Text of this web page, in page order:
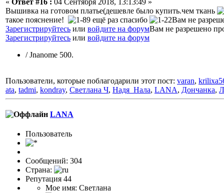
Вышивка на готовом платье(дешевле было купить.чем ткань
такое пояснение!
ещё раз спасибо
Вам не
Зарегистрируйтесь или войдите на форумВам не разрешено
Зарегистрируйтесь или войдите на форум
/ Jnanome 500.
Пользователи, которые поблагодарили этот пост: varan,
ata, tadmi, kondray, Светлана Ч, Надя_Нала, LANA, Дончанка,
LANA
Пользовaтeль
Сообщений: 304
Страна:
Репутация 44
Мое имя: Светлана